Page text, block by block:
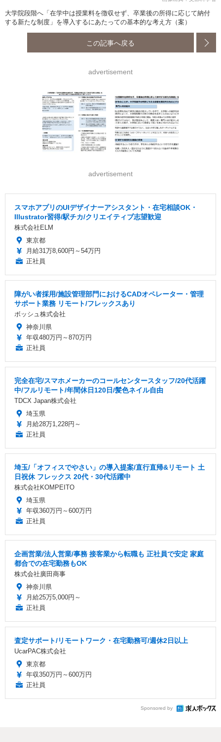
大学院段階へ「在学中は授業料を徴収せず、卒業後の所得に応じて納付
する新たな制度」を導入するにあたっての基本的な考え方（案）
この記事へ戻る
advertisement
advertisement
スマホアプリのUIデザイナーアシスタント・在宅相談OK・
Illustrator習得/駅チカ/クリエイティブ志望歓迎
株式会社ELM
東京都
月給31万8,600円～54万円
正社員
障がい者採用/施設管理部門におけるCADオペレーター・管理
サポート業務 リモート/フレックスあり
ボッシュ株式会社
神奈川県
年収480万円～870万円
正社員
完全在宅/スマホメーカーのコールセンタースタッフ/20代活躍
中/フルリモート/年間休日120日/髪色ネイル自由
TDCX Japan株式会社
埼玉県
月給28万1,228円～
正社員
埼玉/「オフィスでやさい」の導入提案/直行直帰&リモート 土
日祝休 フレックス 20代・30代活躍中
株式会社KOMPEITO
埼玉県
年収360万円～600万円
正社員
企画営業/法人営業/事務 接客業から転職も 正社員で安定 家庭
都合での在宅勤務もOK
株式会社廣田商事
神奈川県
月給25万5,000円～
正社員
査定サポート/リモートワーク・在宅勤務可/週休2日以上
UcarPAC株式会社
東京都
年収350万円～600万円
正社員
Sponsored by